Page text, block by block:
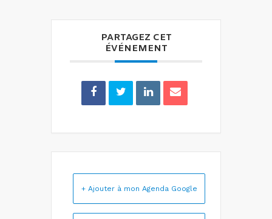
PARTAGEZ CET
ÉVÉNEMENT
+ Ajouter à mon Agenda Google